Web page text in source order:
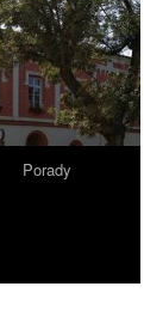
Porady